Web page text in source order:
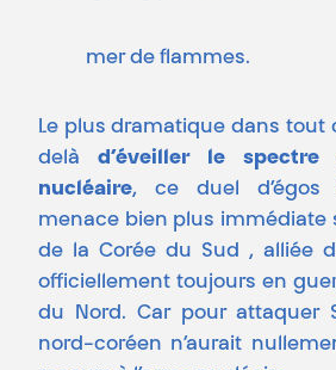
mer de flammes.
Le plus dramatique dans tout
delà d’éveiller le
nucléaire, ce duel d’égos
menace bien plus immédiate
de la Corée du Sud , alliée
officiellement toujours en
du Nord. Car pour attaquer
nord-coréen n’aurait